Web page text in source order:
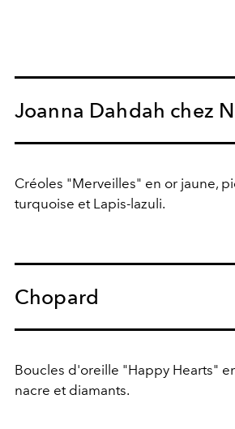
Joanna Dahdah chez
Créoles "Merveilles" en or jaune,
turquoise et Lapis-lazuli.
Chopard
Boucles d'oreille "Happy Hearts"
nacre et diamants.